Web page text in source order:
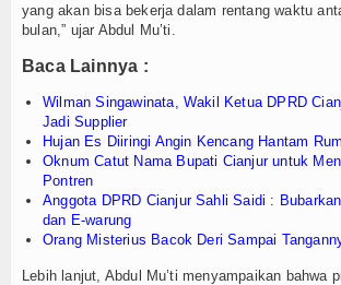
yang akan bisa bekerja dalam rentang waktu
bulan,” ujar Abdul Mu’ti.
Baca Lainnya :
Wilman Singawinata, Wakil Ketua DPRD
Jadi Supplier
Hujan Es Diiringi Angin Kencang Hantam
Oknum Catut Nama Bupati Cianjur untuk
Pontren
Anggota DPRD Cianjur Sahli Saidi :
dan E-warung
Orang Misterius Bacok Deri Sampai
Lebih lanjut, Abdul Mu’ti menyampaikan bahwa